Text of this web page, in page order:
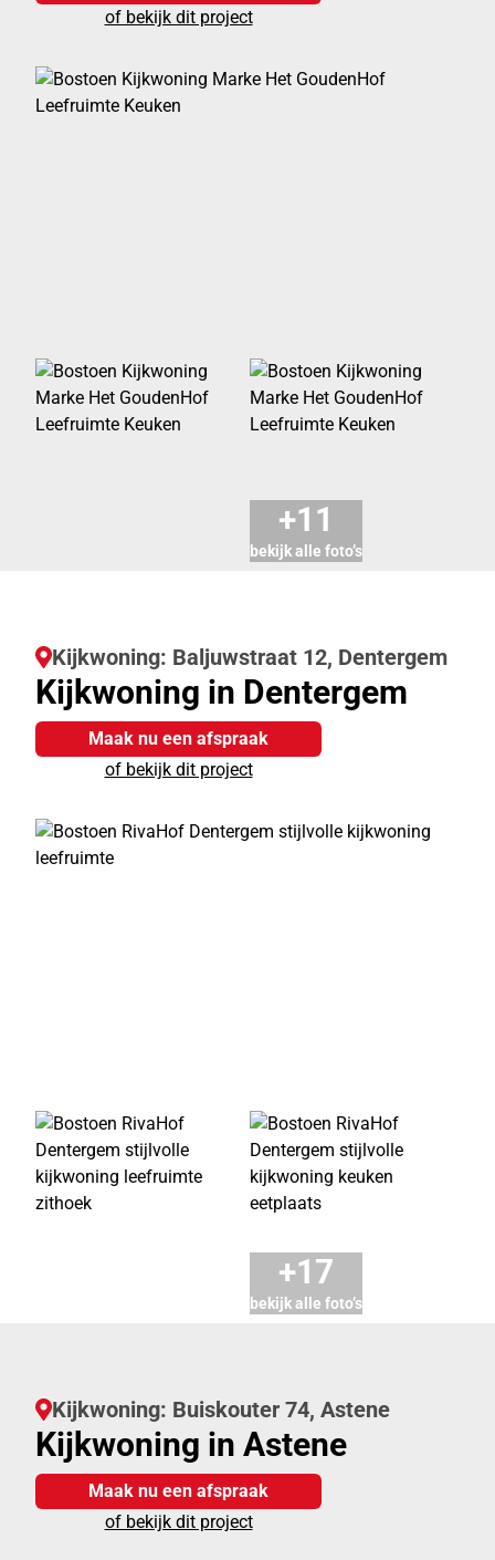
of bekijk dit project
+11
bekijk alle foto’s
Kijkwoning: Baljuwstraat 12, Dentergem
Kijkwoning in Dentergem
Maak nu een afspraak
of bekijk dit project
+17
bekijk alle foto’s
Kijkwoning: Buiskouter 74, Astene
Kijkwoning in Astene
Maak nu een afspraak
of bekijk dit project